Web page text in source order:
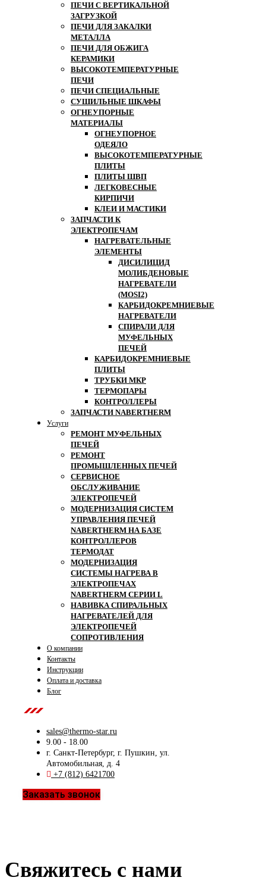
ПЕЧИ С ВЕРТИКАЛЬНОЙ
ЗАГРУЗКОЙ
ПЕЧИ ДЛЯ ЗАКАЛКИ
МЕТАЛЛА
ПЕЧИ ДЛЯ ОБЖИГА
КЕРАМИКИ
ВЫСОКОТЕМПЕРАТУРНЫЕ
ПЕЧИ
ПЕЧИ СПЕЦИАЛЬНЫЕ
СУШИЛЬНЫЕ ШКАФЫ
ОГНЕУПОРНЫЕ
МАТЕРИАЛЫ
ОГНЕУПОРНОЕ
ОДЕЯЛО
ВЫСОКОТЕМПЕРАТУРНЫЕ
ПЛИТЫ
ПЛИТЫ ШВП
ЛЕГКОВЕСНЫЕ
КИРПИЧИ
КЛЕИ И МАСТИКИ
ЗАПЧАСТИ К
ЭЛЕКТРОПЕЧАМ
НАГРЕВАТЕЛЬНЫЕ
ЭЛЕМЕНТЫ
ДИСИЛИЦИД
МОЛИБДЕНОВЫЕ
НАГРЕВАТЕЛИ
(MOSI2)
КАРБИДОКРЕМНИЕВЫЕ
НАГРЕВАТЕЛИ
СПИРАЛИ ДЛЯ
МУФЕЛЬНЫХ
ПЕЧЕЙ
КАРБИДОКРЕМНИЕВЫЕ
ПЛИТЫ
ТРУБКИ МКР
ТЕРМОПАРЫ
КОНТРОЛЛЕРЫ
ЗАПЧАСТИ NABERTHERM
Услуги
РЕМОНТ МУФЕЛЬНЫХ
ПЕЧЕЙ
РЕМОНТ
ПРОМЫШЛЕННЫХ ПЕЧЕЙ
СЕРВИСНОЕ
ОБСЛУЖИВАНИЕ
ЭЛЕКТРОПЕЧЕЙ
МОДЕРНИЗАЦИЯ СИСТЕМ
УПРАВЛЕНИЯ ПЕЧЕЙ
NABERTHERM НА БАЗЕ
КОНТРОЛЛЕРОВ
ТЕРМОДАТ
МОДЕРНИЗАЦИЯ
СИСТЕМЫ НАГРЕВА В
ЭЛЕКТРОПЕЧАХ
NABERTHERM СЕРИИ L
НАВИВКА СПИРАЛЬНЫХ
НАГРЕВАТЕЛЕЙ ДЛЯ
ЭЛЕКТРОПЕЧЕЙ
СОПРОТИВЛЕНИЯ
О компании
Контакты
Инструкции
Оплата и доставка
Блог
sales@thermo-star.ru
9.00 - 18.00
г. Санкт-Петербург, г. Пушкин, ул.
Автомобильная, д. 4
+7 (812) 6421700
Заказать звонок
Свяжитесь с нами